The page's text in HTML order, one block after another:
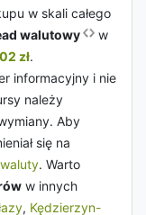
w skali całego
walutowy
w
zł.
informacyjny i nie
należy
Aby
się na
waluty. Warto
w innych
, Kędzierzyn-